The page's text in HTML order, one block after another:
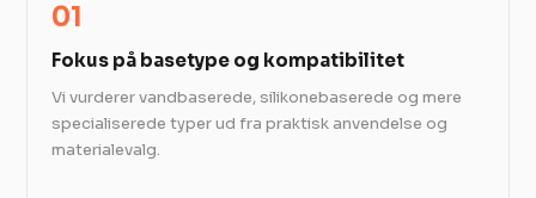
01
Fokus på basetype og kompatibilitet
Vi vurderer vandbaserede, silikonebaserede og mere
specialiserede typer ud fra praktisk anvendelse og
materialevalg.